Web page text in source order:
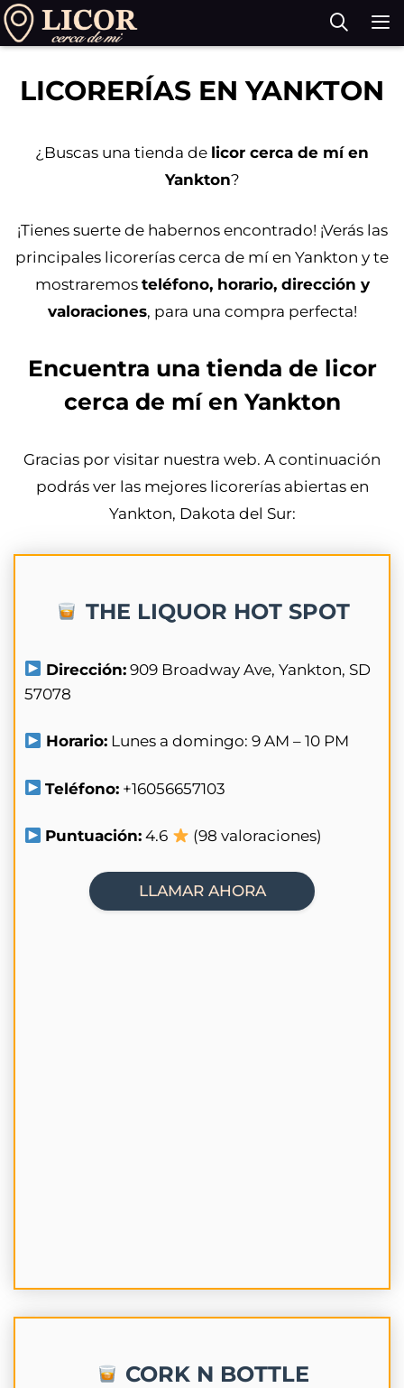
Saltar
al
LICORERÍAS EN YANKTON
¿Buscas una tienda de licor cerca de mí en
Yankton?
¡Tienes suerte de habernos encontrado! ¡Verás las
principales licorerías cerca de mí en Yankton y te
mostraremos teléfono, horario, dirección y
valoraciones, para una compra perfecta!
Encuentra una tienda de licor
cerca de mí en Yankton
Gracias por visitar nuestra web. A continuación
podrás ver las mejores licorerías abiertas en
Yankton, Dakota del Sur:
THE LIQUOR HOT SPOT
Dirección: 909 Broadway Ave, Yankton, SD
57078
Horario: Lunes a domingo: 9 AM – 10 PM
Teléfono: +16056657103
Puntuación: 4.6 (98 valoraciones)
LLAMAR AHORA
CORK N BOTTLE